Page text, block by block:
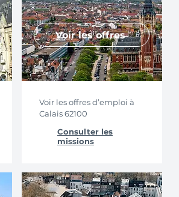
Voir les offres
Voir les offres d’emploi à
Calais 62100
Consulter les
missions